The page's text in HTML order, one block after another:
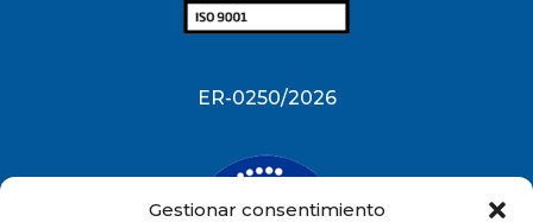
Gestionar consentimiento
ER-0250/2026